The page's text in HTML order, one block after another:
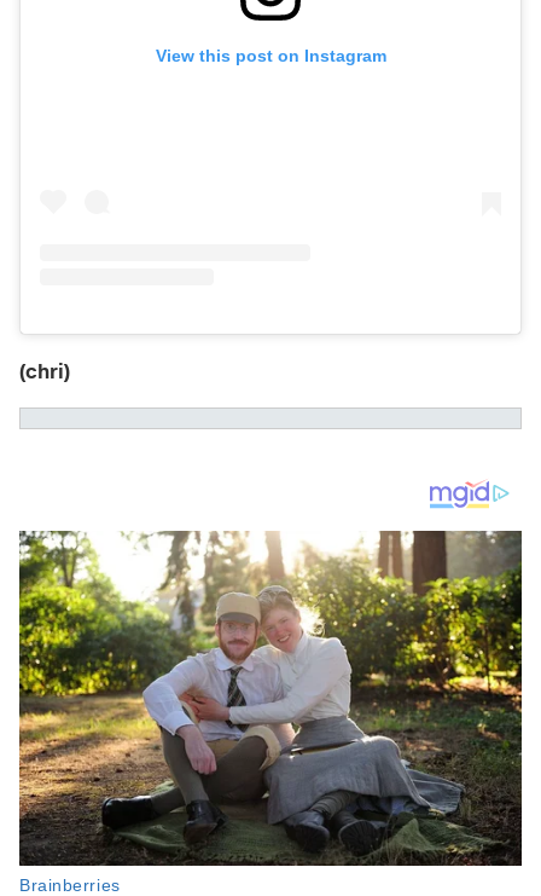
View this post on Instagram
(chri)